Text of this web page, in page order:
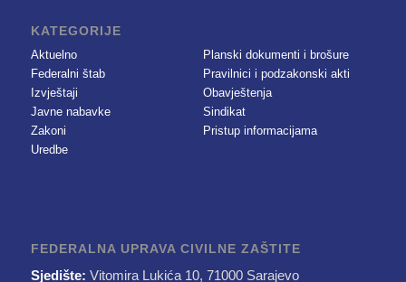
KATEGORIJE
Aktuelno
Federalni štab
Izvještaji
Javne nabavke
Zakoni
Uredbe
Planski dokumenti i brošure
Pravilnici i podzakonski akti
Obavještenja
Sindikat
Pristup informacijama
FEDERALNA UPRAVA CIVILNE ZAŠTITE
Sjedište: Vitomira Lukića 10, 71000 Sarajevo